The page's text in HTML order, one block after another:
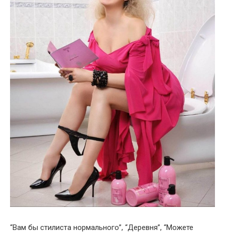
“Вам бы стилиста нормального”, “Деревня”, “Можете